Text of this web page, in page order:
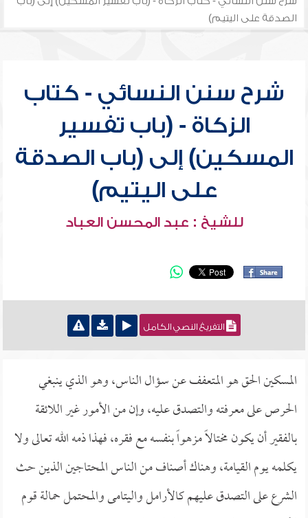
الصدقة على اليتيم)
شرح سنن النسائي - كتاب
الزكاة - (باب تفسير
المسكين) إلى (باب الصدقة
على اليتيم)
للشيخ : عبد المحسن العباد
التفريغ النصي الكامل
المسكين الحق هو المتعفف عن سؤال الناس، وهو الذي ينبغي
الحرص على معرفته والتصدق عليه، وإن من الأمور غير اللائقة
بالفقير أن يكون مختالاً مزهواً بنفسه مع فقره، فهذا ذمه الله تعالى ولا
يكلمه يوم القيامة، وهناك أصناف من الناس المحتاجين الذين حث
الشرع على التصدق عليهم كالأرامل واليتامى والمحتمل حمالة قوم